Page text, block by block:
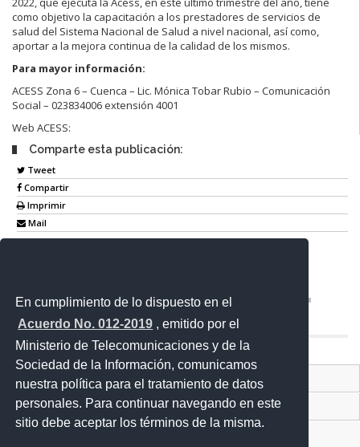
En cumplimiento de lo dispuesto en el
Acuerdo No. 012-2019 , emitido por el
Ministerio de Telecomunicaciones y de la
Sociedad de la Información, comunicamos
nuestra política para el tratamiento de datos
personales. Para continuar navegando en este
sitio debe aceptar los términos de la misma.
como objetivo la capacitación a los prestadores de servicios de
salud del Sistema Nacional de Salud a nivel nacional, así como,
aportar a la mejora continua de la calidad de los mismos.
Para mayor información:
ACESS Zona 6 – Cuenca – Lic. Mónica Tobar Rubio – Comunicación
Social – 023834006 extensión 4001
Web ACESS:
Comparte esta publicación:
Tweet
Compartir
Imprimir
Mail
Contacto Ciudadano Digital
Portal Trámites Ciudadanos
Sistema Nacional de Información (SNI)